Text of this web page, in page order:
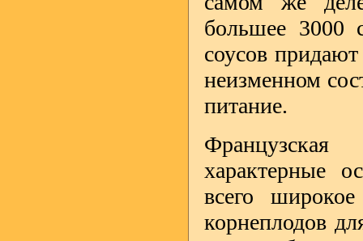
большее 3000
соусов
неизменном
питание.
характерные
всего
корнеплодов